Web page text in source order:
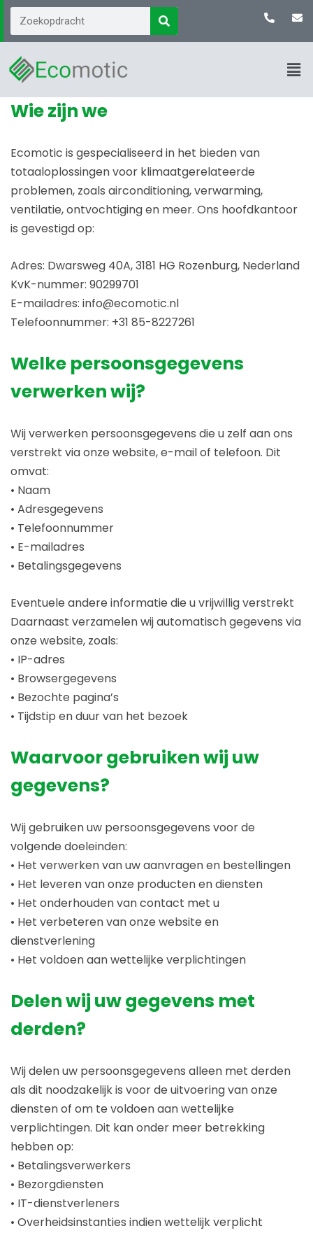
Wie zijn we
Ecomotic is gespecialiseerd in het bieden van
totaaloplossingen voor klimaatgerelateerde
problemen, zoals airconditioning, verwarming,
ventilatie, ontvochtiging en meer. Ons hoofdkantoor
is gevestigd op:
Adres: Dwarsweg 40A, 3181 HG Rozenburg, Nederland
KvK-nummer: 90299701
E-mailadres: info@ecomotic.nl
Telefoonnummer: +31 85-8227261
Welke persoonsgegevens
verwerken wij?
Wij verwerken persoonsgegevens die u zelf aan ons
verstrekt via onze website, e-mail of telefoon. Dit
omvat:
• Naam
• Adresgegevens
• Telefoonnummer
• E-mailadres
• Betalingsgegevens
Eventuele andere informatie die u vrijwillig verstrekt
Daarnaast verzamelen wij automatisch gegevens via
onze website, zoals:
• IP-adres
• Browsergegevens
• Bezochte pagina’s
• Tijdstip en duur van het bezoek
Waarvoor gebruiken wij uw
gegevens?
Wij gebruiken uw persoonsgegevens voor de
volgende doeleinden:
• Het verwerken van uw aanvragen en bestellingen
• Het leveren van onze producten en diensten
• Het onderhouden van contact met u
• Het verbeteren van onze website en
dienstverlening
• Het voldoen aan wettelijke verplichtingen
Delen wij uw gegevens met
derden?
Wij delen uw persoonsgegevens alleen met derden
als dit noodzakelijk is voor de uitvoering van onze
diensten of om te voldoen aan wettelijke
verplichtingen. Dit kan onder meer betrekking
hebben op:
• Betalingsverwerkers
• Bezorgdiensten
• IT-dienstverleners
• Overheidsinstanties indien wettelijk verplicht